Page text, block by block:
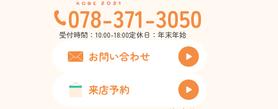
078-371-3050
受付時間：10:00-18:00定休日：年末年始
お問い合わせ
来店予約